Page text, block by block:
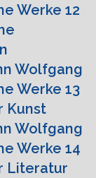
Werke 12
Wolfgang
Werke 13
Kunst
Wolfgang
Werke 14
Literatur